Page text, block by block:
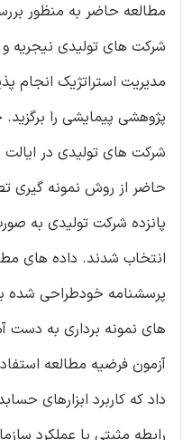
مطالعه حاضر به منظور
شرکت های تولیدی نیجریه
مدیریت استراتژیک انجام
پژوهشی پیمایشی را
شرکت های تولیدی در
حاضر از روش نمونه گیری
پانزده شرکت تولیدی به
انتخاب شدند. داده های
پرسشنامه خودطراحی شده
آزمون فرضیه مطالعه
داد که کاربرد ابزارهای